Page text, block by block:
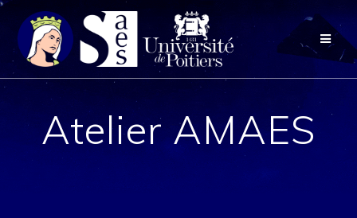
Passer
au
contenu
Atelier AMAES